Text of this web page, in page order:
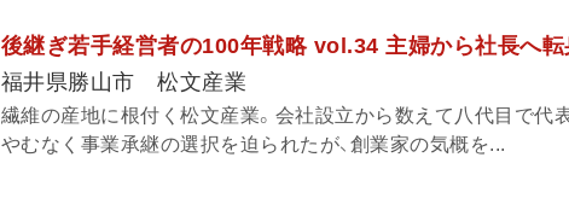
後継ぎ若手経営者の100年戦略 vol.34 主婦から社長へ
福井県勝山市 松文産業
繊維の産地に根付く松文産業。会社設立から数えて八代目で代
やむなく事業承継の選択を迫られたが、創業家の気概を...